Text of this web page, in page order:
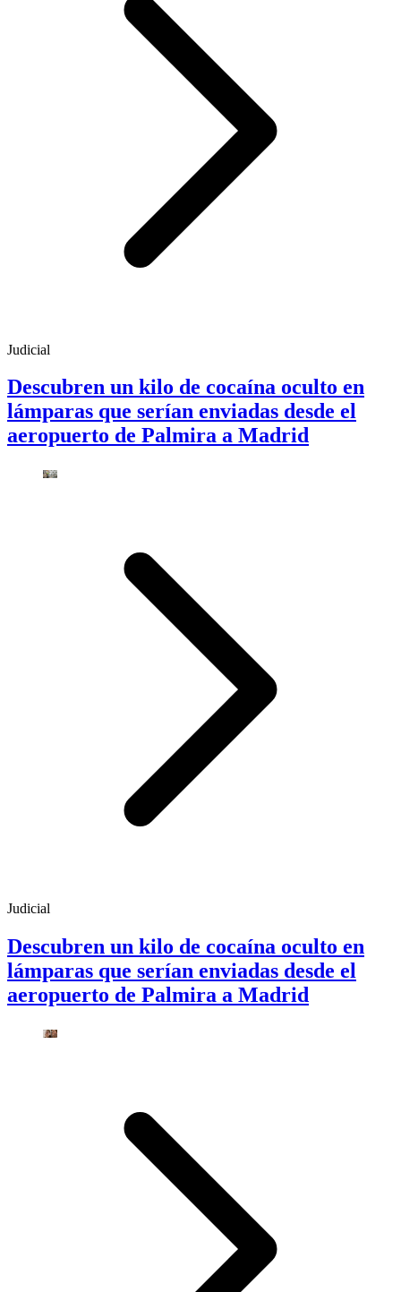
Judicial
Descubren un kilo de cocaína oculto en
lámparas que serían enviadas desde el
aeropuerto de Palmira a Madrid
Judicial
Descubren un kilo de cocaína oculto en
lámparas que serían enviadas desde el
aeropuerto de Palmira a Madrid